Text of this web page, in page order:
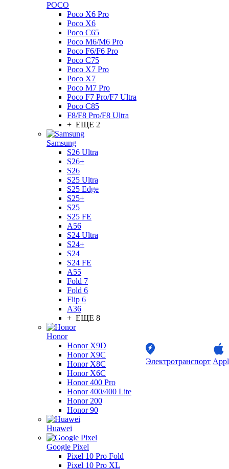
POCO
Poco X6 Pro
Poco X6
Poco C65
Poco M6/M6 Pro
Poco F6/F6 Pro
Poco C75
Poco X7 Pro
Poco X7
Poco M7 Pro
Poco F7 Pro/F7 Ultra
Poco C85
F8/F8 Pro/F8 Ultra
+ ЕЩЕ 2
Samsung
S26 Ultra
S26+
S26
S25 Ultra
S25 Edge
S25+
S25
S25 FE
A56
S24 Ultra
S24+
S24
S24 FE
A55
Fold 7
Fold 6
Flip 6
A36
+ ЕЩЕ 8
Honor
Honor X9D
Honor X9C
Honor X8C
Honor X6C
Honor 400 Pro
Honor 400/400 Lite
Honor 200
Honor 90
Huawei
Google Pixel
Pixel 10 Pro Fold
Pixel 10 Pro XL
Электротранспорт